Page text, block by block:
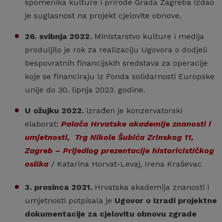
spomenika kulture i prirode Grada Zagreba izdao
je suglasnost na projekt cjelovite obnove.
26. svibnja 2022. Ministarstvo kulture i medija
produljilo je rok za realizaciju Ugovora o dodjeli
bespovratnih financijskih sredstava za operacije
koje se financiraju iz Fonda solidarnosti Europske
unije do 30. lipnja 2023. godine.
U ožujku 2022. izrađen je konzervatorski
elaborat: Palača Hrvatske akademije znanosti i
umjetnosti, Trg Nikole Šubića Zrinskog 11,
Zagreb – Prijedlog prezentacije historicističkog
oslika / Katarina Horvat-Levaj, Irena Kraševac
3. prosinca 2021. Hrvatska akademija znanosti i
umjetnosti potpisala je Ugovor o izradi projektne
dokumentacije za cjelovitu obnovu zgrade